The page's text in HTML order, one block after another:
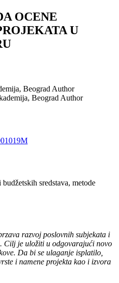
OCENE
U
Beograd Author
Beograd Author
sredstava, metode
razvoj poslovnih subjekata i
Cilj je uložiti u odgovarajući novo
Da bi se ulaganje isplatilo,
i namene projekta kao i izvora